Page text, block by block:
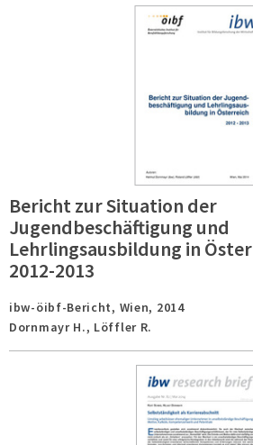
Bericht zur Situation der
Jugendbeschäftigung und
Lehrlingsausbildung in
2012-2013
ibw-öibf-Bericht, Wien, 2014
Dornmayr H., Löffler R.